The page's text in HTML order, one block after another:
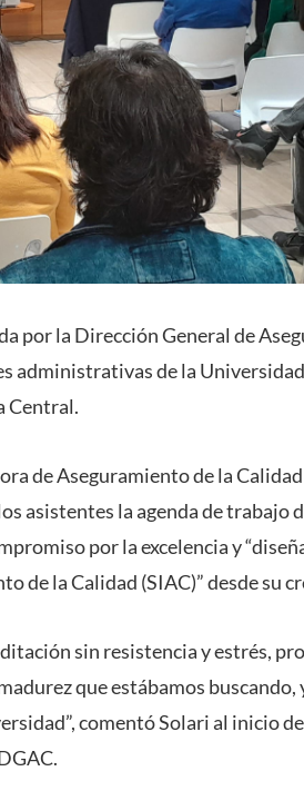
por la Dirección General de
administrativas de la
Central.
de Aseguramiento de la
asistentes la agenda de trabajo
por la excelencia y
de la Calidad (SIAC)” desde su
sin resistencia y estrés,
que estábamos buscando,
comentó Solari al inicio